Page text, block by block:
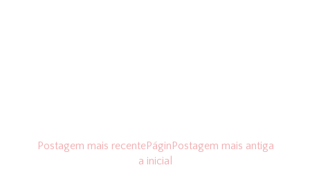
Postagem mais recente Postagem mais antiga
Págin
a inicial